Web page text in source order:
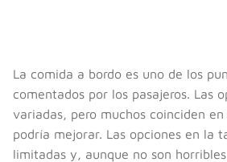
La comida a bordo es uno de los
comentados por los pasajeros. Las
variadas, pero muchos coinciden
podría mejorar. Las opciones en la
limitadas y, aunque no son